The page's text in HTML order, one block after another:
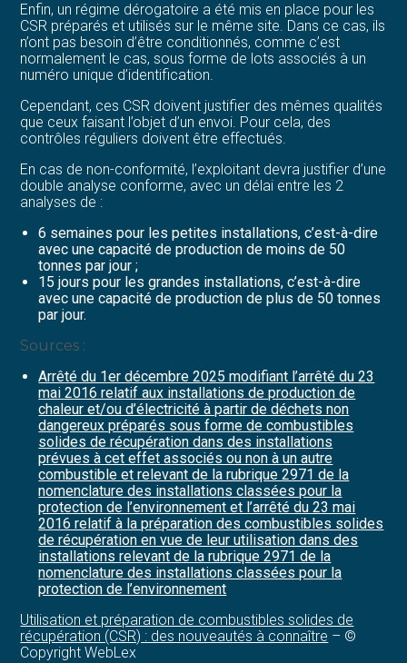
Enfin, un régime dérogatoire a été mis en place pour les
CSR préparés et utilisés sur le même site. Dans ce cas, ils
n’ont pas besoin d’être conditionnés, comme c’est
normalement le cas, sous forme de lots associés à un
numéro unique d’identification.
Cependant, ces CSR doivent justifier des mêmes qualités
que ceux faisant l’objet d’un envoi. Pour cela, des
contrôles réguliers doivent être effectués.
En cas de non-conformité, l’exploitant devra justifier d’une
double analyse conforme, avec un délai entre les 2
analyses de :
6 semaines pour les petites installations, c’est-à-dire
avec une capacité de production de moins de 50
tonnes par jour ;
15 jours pour les grandes installations, c’est-à-dire
avec une capacité de production de plus de 50 tonnes
par jour.
Sources :
Arrêté du 1er décembre 2025 modifiant l’arrêté du 23
mai 2016 relatif aux installations de production de
chaleur et/ou d’électricité à partir de déchets non
dangereux préparés sous forme de combustibles
solides de récupération dans des installations
prévues à cet effet associés ou non à un autre
combustible et relevant de la rubrique 2971 de la
nomenclature des installations classées pour la
protection de l’environnement et l’arrêté du 23 mai
2016 relatif à la préparation des combustibles solides
de récupération en vue de leur utilisation dans des
installations relevant de la rubrique 2971 de la
nomenclature des installations classées pour la
protection de l’environnement
Utilisation et préparation de combustibles solides de
récupération (CSR) : des nouveautés à connaître – ©
Copyright WebLex